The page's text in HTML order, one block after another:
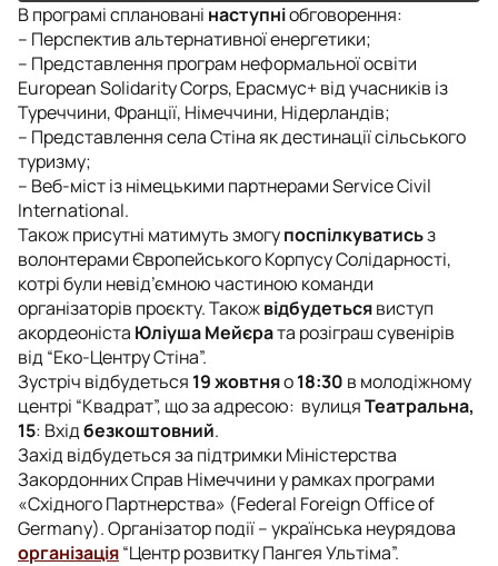
В програмі сплановані наступніобговорення:
– Перспектив альтернативної енергетики;
– Представлення програм неформальної освіти
European Solidarity Corps, Ерасмус+ від учасників із
Туреччини, Франції, Німеччини, Нідерландів;
– Представлення села Стіна як дестинації сільського
туризму;
– Веб-міст із німецькими партнерами Service Civil
International.
Також присутні матимуть змогупоспілкуватисьз
волонтерами Європейського Корпусу Солідарності,
котрі були невід’ємною частиною команди
організаторів проєкту. Такожвідбудетьсявиступ
акордеоніста Юліуша Мейєрата розіграш сувенірів
від “Еко-Центру Стіна”.
Зустріч відбудеться 19 жовтняо18:30 в молодіжному
центрі “Квадрат”, що за адресою: вулицяТеатральна,
15: Вхідбезкоштовний.
Захід відбудеться за підтримки Міністерства
Закордонних Справ Німеччини у рамках програми
«Східного Партнерства» (Federal Foreign Office of
Germany). Організатор події – українська неурядова
організація“Центр розвитку Пангея Ультіма”.